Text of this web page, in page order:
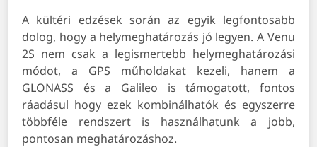
A kültéri edzések során az egyik legfontosabb
dolog, hogy a helymeghatározás jó legyen. A Venu
2S nem csak a legismertebb helymeghatározási
módot, a GPS műholdakat kezeli, hanem a
GLONASS és a Galileo is támogatott, fontos
ráadásul hogy ezek kombinálhatók és egyszerre
többféle rendszert is használhatunk a jobb,
pontosan meghatározáshoz.